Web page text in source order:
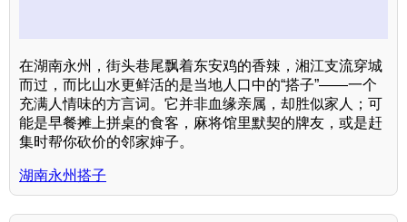
在湖南永州，街头巷尾飘着东安鸡的香辣，湘江支流穿城
而过，而比山水更鲜活的是当地人口中的“搭子”——一个
充满人情味的方言词。它并非血缘亲属，却胜似家人；可
能是早餐摊上拼桌的食客，麻将馆里默契的牌友，或是赶
集时帮你砍价的邻家婶子。
湖南永州搭子